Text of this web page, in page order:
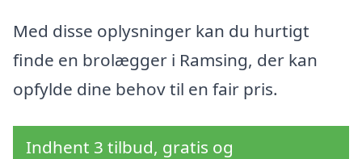
Med disse oplysninger kan du hurtigt
finde en brolægger i Ramsing, der kan
opfylde dine behov til en fair pris.
Indhent 3 tilbud, gratis og